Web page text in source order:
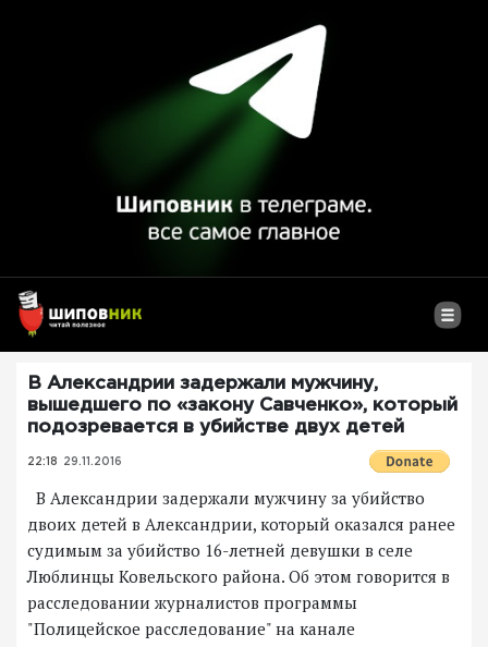
В Александрии задержали мужчину,
вышедшего по «закону Савченко», который
подозревается в убийстве двух детей
22:18 29.11.2016
В Александрии задержали мужчину за убийство
двоих детей в Александрии, который оказался ранее
судимым за убийство 16-летней девушки в селе
Люблинцы Ковельского района. Об этом говорится в
расследовании журналистов программы
"Полицейское расследование" на канале